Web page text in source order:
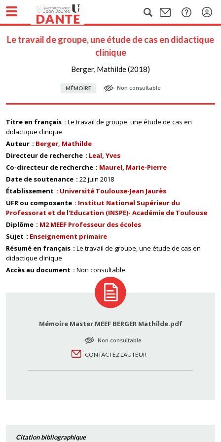
Le travail de groupe, une étude de cas en didactique
clinique
Berger, Mathilde (2018)
MÉMOIRE Non consultable
Titre en français
Le travail de groupe, une étude de cas en
didactique clinique
Auteur
Berger, Mathilde
Directeur de recherche
Leal, Yves
Co-directeur de recherche
Maurel, Marie-Pierre
Date de soutenance
22 juin 2018
Établissement
Université Toulouse-Jean Jaurès
UFR ou composante
Institut National Supérieur du
Professorat et de l'Education (INSPE)- Académie de Toulouse
Diplôme
M2 MEEF Professeur des écoles
Sujet
Enseignement primaire
Résumé en français
Le travail de groupe, une étude de cas en
didactique clinique
Accès au document
Non consultable
Mémoire Master MEEF BERGER Mathilde.pdf
Non consultable
CONTACTEZ L'AUTEUR
Citation bibliographique